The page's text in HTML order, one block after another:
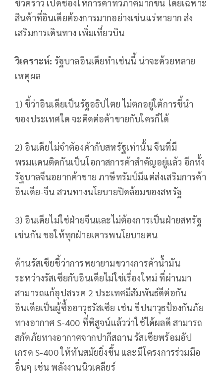
ชั่วคราว เปิดช่องให้การค้าทวิภาคีมากขึ้น โดยเฉพาะ
สินค้าที่อินเดียต้องการมากอย่างเช่นแร่หายาก ส่ง
เสริมการเดินทาง เพิ่มเที่ยวบิน
วิเคราะห์: รัฐบาลอินเดียทำเช่นนี้ น่าจะด้วยหลาย
เหตุผล
1) ชี้ว่าอินเดียเป็นรัฐอธิปไตย ไม่ตกอยู่ใต้การชี้นำ
ของประเทศใด จะติดต่อค้าขายกับใครก็ได้
2) อินเดียไม่จำต้องค้ากับสหรัฐเท่านั้น จีนที่มี
พรมแดนติดกันเป็นโอกาสการค้าสำคัญอยู่แล้ว อีกทั้ง
รัฐบาลจีนอยากค้าขาย ภาษีทรัมป์มีแต่ส่งเสริมการค้า
อินเดีย-จีน สวนทางนโยบายปิดล้อมของสหรัฐ
3) อินเดียไม่ใช่ฝ่ายจีนและไม่ต้องการเป็นฝ่ายสหรัฐ
เช่นกัน ขอให้ทุกฝ่ายเคารพนโยบายตน
ด้านรัสเซียชี้ว่าการพยายามขวางการค้าน้ำมัน
ระหว่างรัสเซียกับอินเดียไม่ใช่เรื่องใหม่ ที่ผ่านมา
สามารถแก้อุปสรรค 2 ประเทศมีสัมพันธ์ดีต่อกัน
อินเดียเป็นผู้ซื้ออาวุธรัสเซีย เช่น ขีปนาวุธป้องกันภัย
ทางอากาศ S-400 ที่พิสูจน์แล้วว่าใช้ได้ผลดี สามารถ
สกัดภัยทางอากาศจากปากีสถาน รัสเซียพร้อมอัป
เกรด S-400 ให้ทันสมัยยิ่งขึ้น และมีโครงการร่วมมือ
อื่นๆ เช่น พลังงานนิวเคลียร์